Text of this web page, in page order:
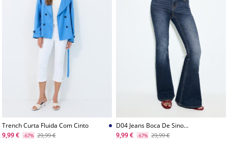
Trench Curta Fluida Com Cinto
9,99 €
-67% 29,99 €
D04 Jeans Boca De Sino
Cintura Baixa
9,99 € -67% 29,99 €